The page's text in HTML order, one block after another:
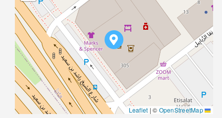
Leaflet
| © OpenStreetMap